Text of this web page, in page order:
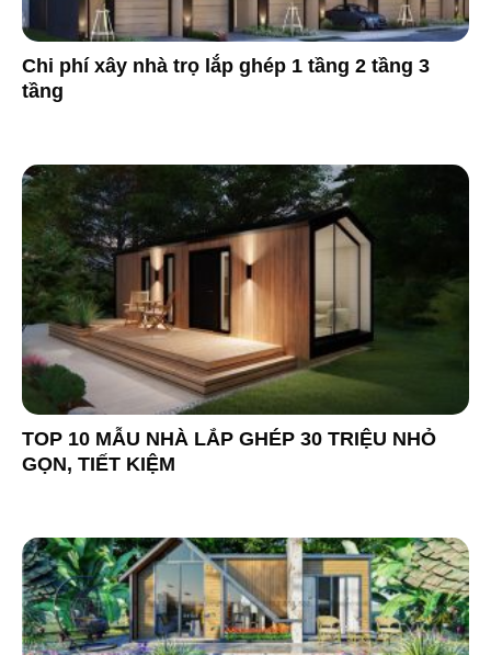
Chi phí xây nhà trọ lắp ghép 1 tầng 2 tầng 3
tầng
TOP 10 MẪU NHÀ LẮP GHÉP 30 TRIỆU NHỎ
GỌN, TIẾT KIỆM